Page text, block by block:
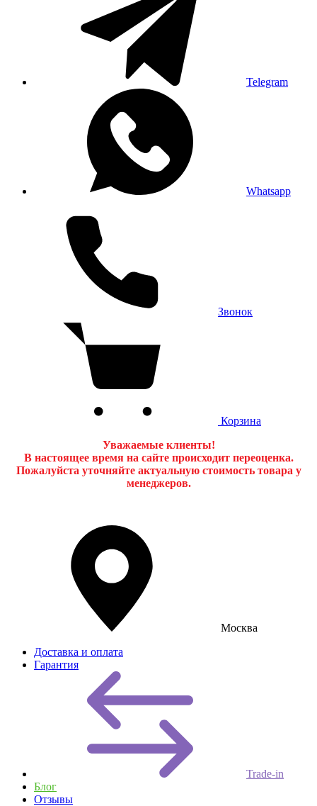
Telegram
Whatsapp
Звонок
Корзина
Уважаемые клиенты!
В настоящее время на сайте происходит переоценка.
Пожалуйста уточняйте актуальную стоимость товара у
менеджеров.
Москва
Доставка и оплата
Гарантия
Trade-in
Блог
Отзывы